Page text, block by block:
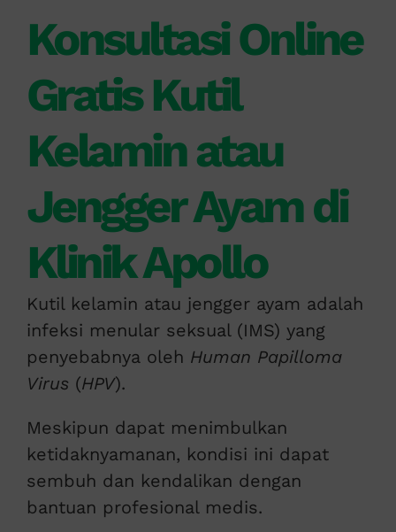
Konsultasi Online
Gratis Kutil
Kelamin atau
Jengger Ayam di
Klinik Apollo
Kutil kelamin atau jengger ayam adalah
infeksi menular seksual (IMS) yang
penyebabnya oleh Human Papilloma
Virus (HPV).
Meskipun dapat menimbulkan
ketidaknyamanan, kondisi ini dapat
sembuh dan kendalikan dengan
bantuan profesional medis.